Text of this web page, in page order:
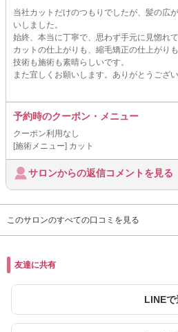
当社カットだけのつもりでしたが、髪の広
いしました。
始終、本当に丁寧で、思わず手元に見惚れ
カットの仕上がりも、縮毛矯正の仕上がりも
技術も施術も素晴らしいです。
また宜しくお願いします。ありがとうござい
予約時のクーポン・メニュー
クーポン利用なし
[施術メニュー] カット
サロンからの返信コメントを見る
このサロンのすべての口コミを見る
友達に共有
LINEで